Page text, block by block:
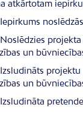
atkārtotam
Iepirkums
Noslēdzies projekta
un
Izsludināts projektu
un
Izsludināta